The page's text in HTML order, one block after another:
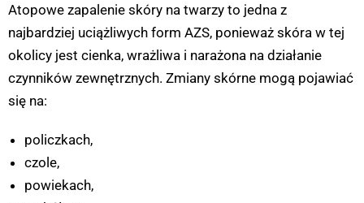
Atopowe zapalenie skóry na twarzy to jedna z
najbardziej uciążliwych form AZS, ponieważ skóra w tej
okolicy jest cienka, wrażliwa i narażona na działanie
czynników zewnętrznych. Zmiany skórne mogą pojawiać
się na:
policzkach,
czole,
powiekach,